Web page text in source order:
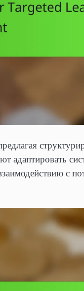
адаптировать
с